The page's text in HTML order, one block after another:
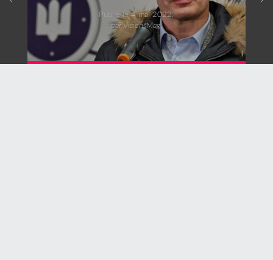
Publié le 4 mai 2022,
par VisionsMag.